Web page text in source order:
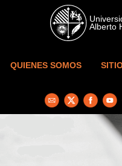
Skip to main content
QUIENES SOMOS